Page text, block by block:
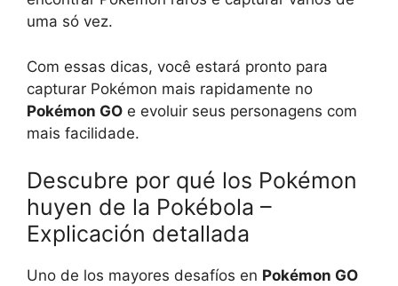
uma só vez.
Com essas dicas, você estará pronto para
capturar Pokémon mais rapidamente no
Pokémon GO e evoluir seus personagens com
mais facilidade.
Descubre por qué los Pokémon
huyen de la Pokébola –
Explicación detallada
Uno de los mayores desafíos en Pokémon GO